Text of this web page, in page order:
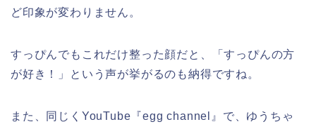
ど印象が変わりません。
すっぴんでもこれだけ整った顔だと、「すっぴんの方
が好き！」という声が挙がるのも納得ですね。
また、同じくYouTube『egg channel』で、ゆうちゃ